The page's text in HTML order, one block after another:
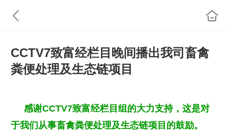
CCTV7致富经栏目晚间播出我司畜禽
粪便处理及生态链项目
感谢CCTV7致富经栏目组的大力支持，这是对
于我们从事畜禽粪便处理及生态链项目的鼓励。